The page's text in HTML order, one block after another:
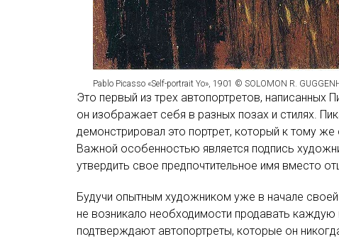
Pablo Picasso «Self-portrait Yo», 1901 © SOLOMON R.
Это первый из трех автопортретов, написанных
он изображает себя в разных позах и стилях.
демонстрировал это портрет, который к тому
Важной особенностью является подпись
утвердить свое предпочтительное имя вместо
Будучи опытным художником уже в начале
не возникало необходимости продавать каждую
подтверждают автопортреты, которые он